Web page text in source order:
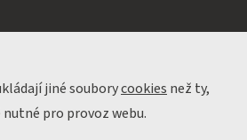
jiné souborycookies než ty,
pro provoz webu.